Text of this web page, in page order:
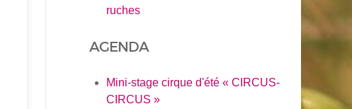
ruches
AGENDA
Mini-stage cirque d'été « CIRCUS-
CIRCUS »